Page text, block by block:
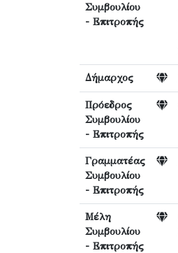
Συμβουλίου
- Επιτροπής
Δήμαρχος
Πρόεδρος
Συμβουλίου
- Επιτροπής
Γραμματέας
Συμβουλίου
- Επιτροπής
Μέλη
Συμβουλίου
- Επιτροπής